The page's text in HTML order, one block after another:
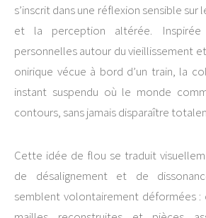
s’inscrit dans une réflexion sensible
et la perception altérée.
personnelles autour du vieillissement
onirique vécue à bord d’un train, la
instant suspendu où le monde
contours, sans jamais disparaître
Cette idée de flou se traduit
de désalignement et de
semblent volontairement déformées :